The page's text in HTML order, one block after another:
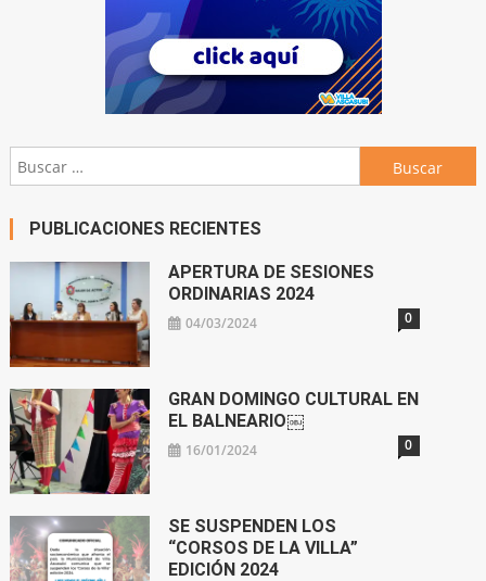
Buscar:
PUBLICACIONES RECIENTES
APERTURA DE SESIONES
ORDINARIAS 2024
04/03/2024 0
GRAN DOMINGO CULTURAL EN
EL BALNEARIO￼
16/01/2024 0
SE SUSPENDEN LOS
“CORSOS DE LA VILLA”
EDICIÓN 2024